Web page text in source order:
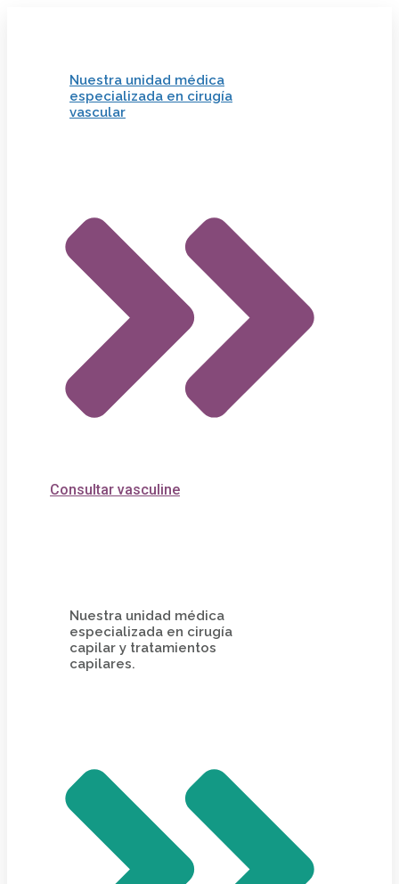
Nuestra unidad médica
especializada en cirugía
vascular
Consultar vasculine
Nuestra unidad médica
especializada en cirugía
capilar y tratamientos
capilares.